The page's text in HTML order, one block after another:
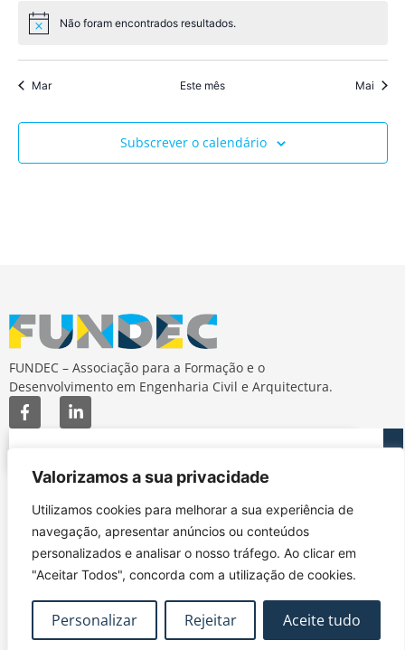
Valorizamos a sua privacidade
Utilizamos cookies para melhorar a sua experiência de
navegação, apresentar anúncios ou conteúdos
personalizados e analisar o nosso tráfego. Ao clicar em
"Aceitar Todos", concorda com a utilização de cookies.
Personalizar Rejeitar Aceite tudo
Aviso Não foram encontrados resultados.
Mar Este mês Mai
Subscrever o calendário
FUNDEC – Associação para a Formação e o
Desenvolvimento em Engenharia Civil e Arquitectura.
MAPA DO SITE
Subscrever Newsletter
Contactos
Google Maps
CONTACTOS
fundec@tecnico.ulisboa.pt
FUNDEC - IST - DECivil
Av. Rovisco Pais, 1049-
001 Lisboa
Política de Privacidade Contacte-nos
Livro de
Reclamações|Termos e Condições